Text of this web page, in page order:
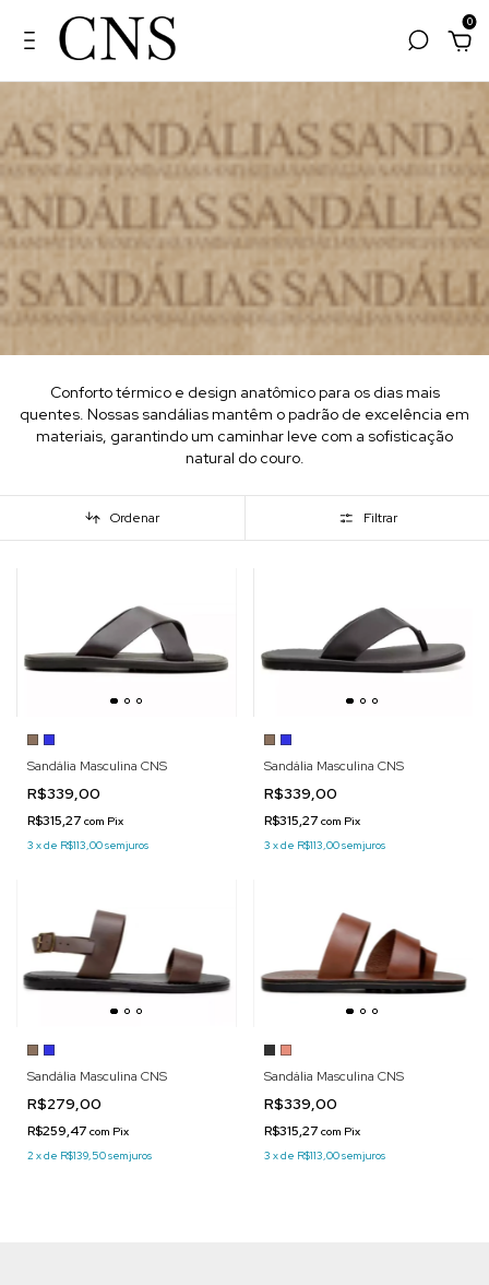
0
Conforto térmico e design anatômico para os dias mais
quentes. Nossas sandálias mantêm o padrão de excelência em
materiais, garantindo um caminhar leve com a sofisticação
natural do couro.
Ordenar Filtrar
Sandália Masculina CNS
R$339,00
R$315,27 com Pix
3 xde R$113,00sem juros
Sandália Masculina CNS
R$339,00
R$315,27 com Pix
3 xde R$113,00sem juros
Sandália Masculina CNS
R$279,00
R$259,47 com Pix
2 xde R$139,50sem juros
Sandália Masculina CNS
R$339,00
R$315,27 com Pix
3 xde R$113,00sem juros